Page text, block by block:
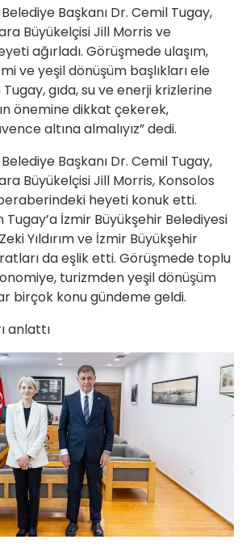
Başkanı Dr. Cemil Tugay,
Büyükelçisi Jill Morris ve
ağırladı. Görüşmede ulaşım,
ve yeşil dönüşüm başlıkları ele
Tugay, gıda, su ve enerji krizlerine
önemine dikkat çekerek,
altına almalıyız” dedi.
Başkanı Dr. Cemil Tugay,
Büyükelçisi Jill Morris, Konsolos
heyeti konuk etti.
İzmir Büyükşehir Belediyesi
Yıldırım ve İzmir Büyükşehir
da eşlik etti. Görüşmede toplu
turizmden yeşil dönüşüm
birçok konu gündeme geldi.
anlattı